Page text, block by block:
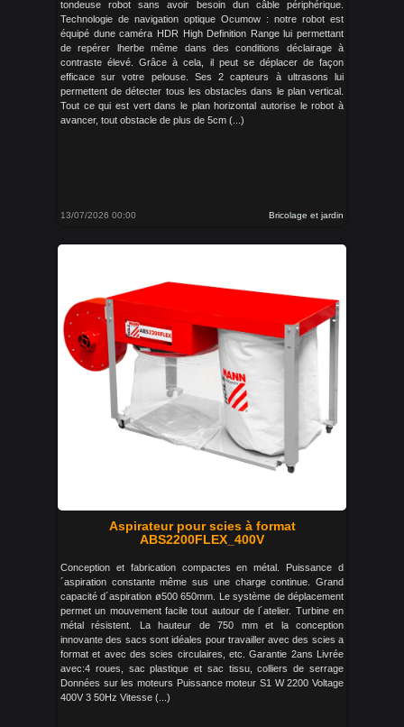
tondeuse robot sans avoir besoin dun câble périphérique.
Technologie de navigation optique Ocumow : notre robot est
équipé dune caméra HDR High Definition Range lui permettant
de repérer lherbe même dans des conditions déclairage à
contraste élevé. Grâce à cela, il peut se déplacer de façon
efficace sur votre pelouse. Ses 2 capteurs à ultrasons lui
permettent de détecter tous les obstacles dans le plan vertical.
Tout ce qui est vert dans le plan horizontal autorise le robot à
avancer, tout obstacle de plus de 5cm (...)
13/07/2026 00:00 Bricolage et jardin
Aspirateur pour scies à format
ABS2200FLEX_400V
Conception et fabrication compactes en métal. Puissance d
´aspiration constante même sus une charge continue. Grand
capacité d´aspiration ø500 650mm. Le système de déplacement
permet un mouvement facile tout autour de l´atelier. Turbine en
métal résistent. La hauteur de 750 mm et la conception
innovante des sacs sont idéales pour travailler avec des scies a
format et avec des scies circulaires, etc. Garantie 2ans Livrée
avec:4 roues, sac plastique et sac tissu, colliers de serrage
Données sur les moteurs Puissance moteur S1 W 2200 Voltage
400V 3 50Hz Vitesse (...)